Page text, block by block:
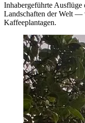
Inhabergeführte Ausflüge
Landschaften der Welt —
Kaffeeplantagen.